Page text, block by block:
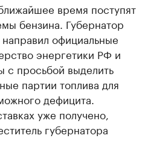
время поступят
бензина. Губернатор
официальные
энергетики РФ и
с просьбой выделить
партии топлива для
дефицита.
уже получено,
губернатора